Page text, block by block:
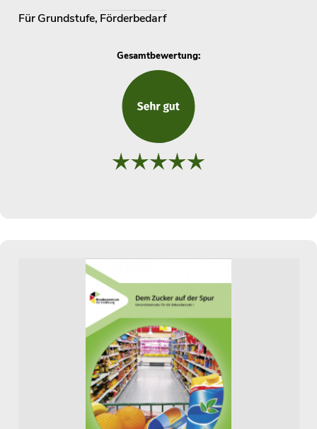
Für Grundstufe, Förderbedarf
Gesamtbewertung: